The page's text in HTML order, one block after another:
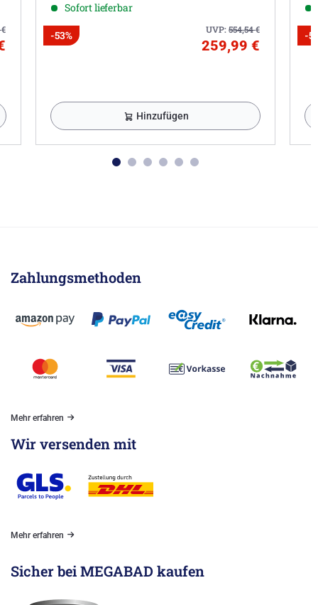
€
Sofort lieferbar
UVP:554,54€
-53%
259,99 €
Hinzufügen
-
Zahlungsmethoden
Mehr erfahren
Wir versenden mit
Mehr erfahren
Sicher bei MEGABAD kaufen